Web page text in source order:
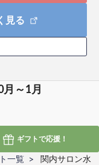
見る
～1月
ギフトで応援！
一覧
関内サロン水